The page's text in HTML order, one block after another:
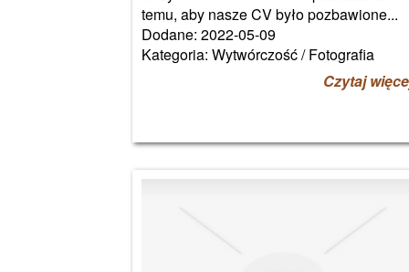
temu, aby nasze CV było pozbawione...
Dodane: 2022-05-09
Kategoria: Wytwórczość / Fotografia
Czytaj